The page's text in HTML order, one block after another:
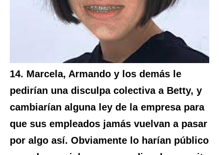
14. Marcela, Armando y los demás le
pedirían una disculpa colectiva a Betty, y
cambiarían alguna ley de la empresa para
que sus empleados jamás vuelvan a pasar
por algo así. Obviamente lo harían público